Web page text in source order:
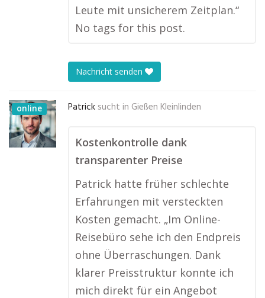
Leute mit unsicherem Zeitplan.“
No tags for this post.
Nachricht senden
online Patrick sucht in Gießen Kleinlinden
Kostenkontrolle dank
transparenter Preise
Patrick hatte früher schlechte
Erfahrungen mit versteckten
Kosten gemacht. „Im Online-
Reisebüro sehe ich den Endpreis
ohne Überraschungen. Dank
klarer Preisstruktur konnte ich
mich direkt für ein Angebot